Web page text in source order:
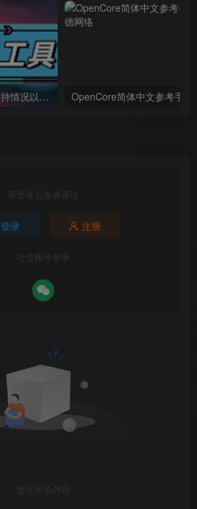
黑苹果显卡和CPU支持情况以及购买硬件防踩坑指南 OpenCore简体中文参考手册
请登录后发表评论
登录 注册
社交账号登录
暂无评论内容